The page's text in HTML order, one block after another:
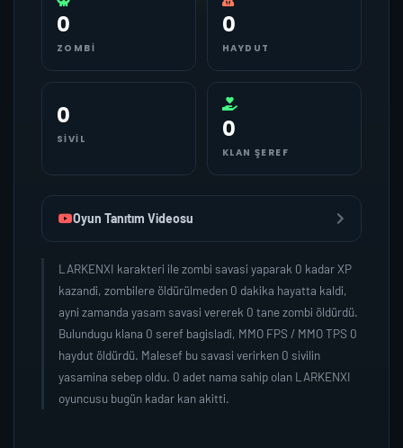
0
ZOMBI
0
HAYDUT
0
SIVIL 0
KLAN ŞEREF
Oyun Tanıtım Videosu
LARKENXI karakteri ile zombi savasi yaparak 0 kadar XP
kazandi, zombilere öldürülmeden 0 dakika hayatta kaldi,
ayni zamanda yasam savasi vererek 0 tane zombi öldürdü.
Bulundugu klana 0 seref bagisladi, MMO FPS / MMO TPS 0
haydut öldürdü. Malesef bu savasi verirken 0 sivilin
yasamina sebep oldu. 0 adet nama sahip olan LARKENXI
oyuncusu bugün kadar kan akitti.